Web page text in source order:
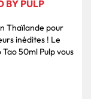
BY PULP
Thaïlande pour
inédites ! Le